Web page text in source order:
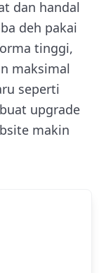
dan handal
deh pakai
tinggi,
maksimal
seperti
upgrade
makin